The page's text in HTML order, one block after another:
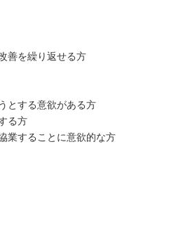
善を繰り返せる方
とする意欲がある方
る方
業することに意欲的な方